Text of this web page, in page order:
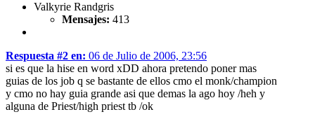
Valkyrie Randgris
Mensajes: 413
Respuesta #2 en: 06 de Julio de 2006, 23:56
si es que la hise en word xDD ahora pretendo poner mas
guias de los job q se bastante de ellos cmo el monk/champion
y cmo no hay guia grande asi que demas la ago hoy /heh y
alguna de Priest/high priest tb /ok